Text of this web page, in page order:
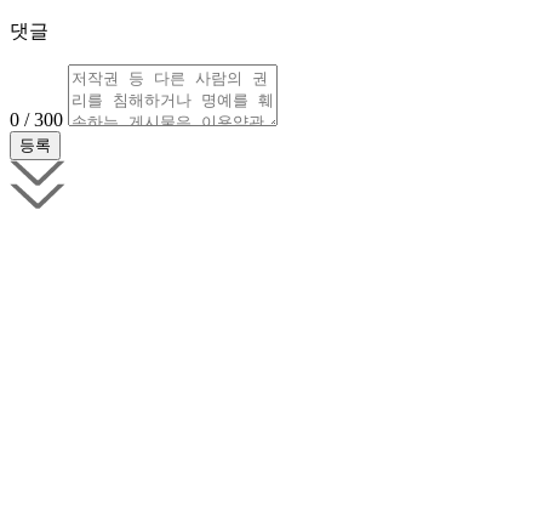
댓글
0 / 300